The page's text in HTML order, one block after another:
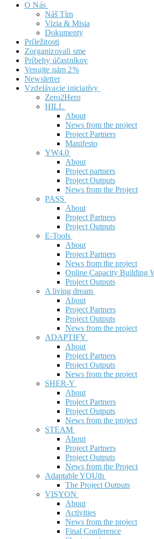
O Nás
Náš Tím
Vizia & Misia
Dokumenty
Príležitosti
Zorganizovali sme
Príbehy účastníkov
Venujte nám 2%
Newsletter
Vzdelávacie iniciatívy
Zero2Hero
HILL
About
News from the project
Project Partners
Manifesto
YW4.0
About
Project partners
Project Outputs
News from the Project
PASS
About
Project Partners
Project Outputs
E-Tools
About
Project Partners
News from the project
Online Capacity Building
Project Outputs
A living dream
About
Project Partners
Project Outputs
News from the project
ADAPTIFY
About
Project Partners
Project Outputs
News from the project
SHER-Y
About
Project Partners
Project Outputs
News from the project
STEAM
About
Project Partners
Project Outputs
News from the Project
Adaptable YOUth
The Project Outputs
VISYON
About
Activities
News from the project
Final Conference